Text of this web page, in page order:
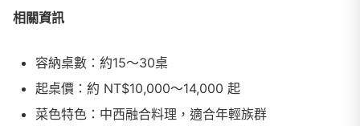
相關資訊
容納桌數：約15～30桌
起桌價：約 NT$10,000～14,000 起
菜色特色：中西融合料理，適合年輕族群